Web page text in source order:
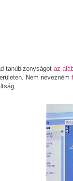
tanúbizonyságot az
Nem nevezném